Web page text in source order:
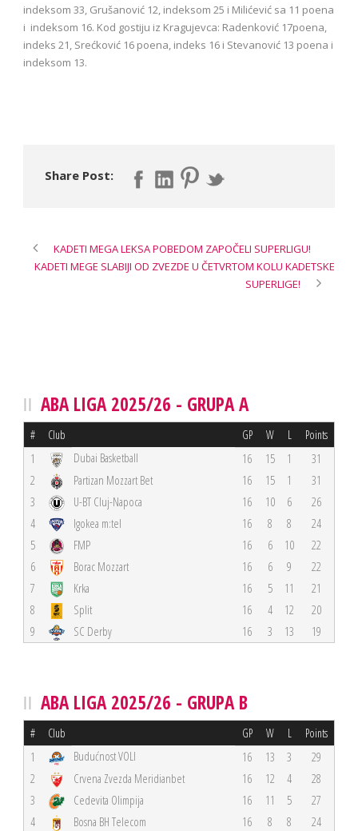
indeksom 33, Grušanović 12, indeksom 25 i Milićević sa 11 poena
i indeksom 16. Kod gostiju iz Kragujevca: Radenković 17poena,
indeks 21, Srećković 16 poena, indeks 16 i Stevanović 13 poena i
indeksom 13.
Share Post:
KADETI MEGA LEKSA POBEDOM ZAPOČELI SUPERLIGU!
KADETI MEGE SLABIJI OD ZVEZDE U ČETVRTOM KOLU KADETSKE
SUPERLIGE!
ABA LIGA 2025/26 - GRUPA A
# Club GP W L Points
1 Dubai Basketball 16 15 1
31
2
Partizan Mozzart Bet 16 15 1
31
3
U-BT Cluj-Napoca 16 10 6
26
4
Igokea m:tel 16 8 8
24
5
FMP 16 6 10
22
6
Borac Mozzart 16 6 9
22
7
Krka 16 5 11
21
8
Split 16 4 12
20
9
SC Derby 16 3 13 19
ABA LIGA 2025/26 - GRUPA B
# Club GP W L Points
1 Budućnost VOLI 16 13 3
29
2
Crvena Zvezda Meridianbet 16 12 4
28
3
Cedevita Olimpija 16 11 5
27
4
Bosna BH Telecom 16 8 8
24